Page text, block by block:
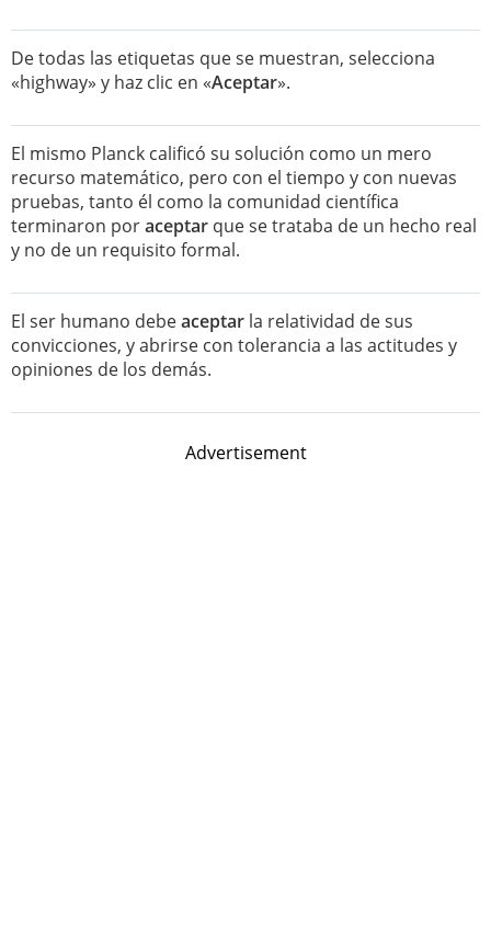
De todas las etiquetas que se muestran, selecciona
«highway» y haz clic en «Aceptar».
El mismo Planck calificó su solución como un mero
recurso matemático, pero con el tiempo y con nuevas
pruebas, tanto él como la comunidad científica
terminaron poraceptar que se trataba de un hecho real
y no de un requisito formal.
El ser humano debeaceptar la relatividad de sus
convicciones, y abrirse con tolerancia a las actitudes y
opiniones de los demás.
Advertisement